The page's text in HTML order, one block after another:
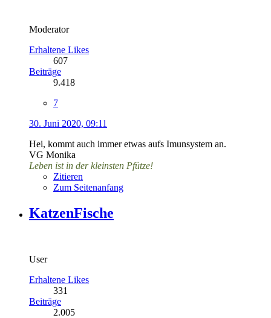
Moderator
Erhaltene Likes
607
Beiträge
9.418
7
30. Juni 2020, 09:11
Hei, kommt auch immer etwas aufs Imunsystem an.
VG Monika
Leben ist in der kleinsten Pfütze!
Zitieren
Zum Seitenanfang
KatzenFische
User
Erhaltene Likes
331
Beiträge
2.005